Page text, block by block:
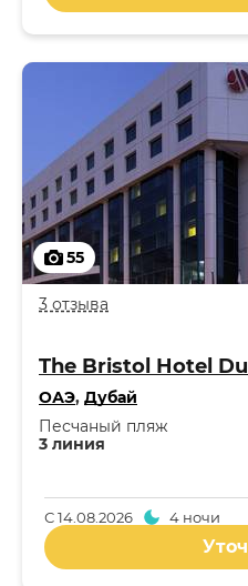
55
3 отзыва
The Bristol Hotel
ОАЭ, Дубай
3 линия
Песчаный пляж
С14.08.2026 4 ночи